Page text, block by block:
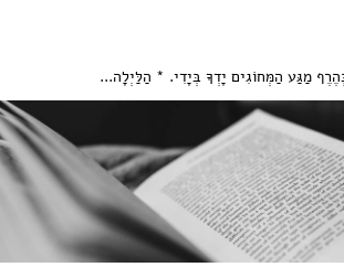
מַגַּע הַמְּחוֹגִים יָדְךָ בְּיָדִי. * הַלַּיְלָה...